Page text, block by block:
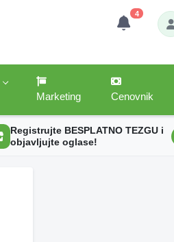
4
Marketing
Cenovnik
Registrujte BESPLATNO TEZGU i
objavljujte oglase!